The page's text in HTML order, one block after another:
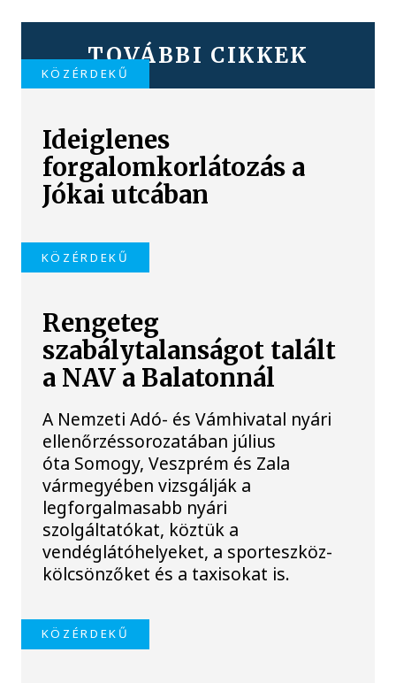
TOVÁBBI CIKKEK
KÖZÉRDEKŰ
Ideiglenes
forgalomkorlátozás a
Jókai utcában
KÖZÉRDEKŰ
Rengeteg
szabálytalanságot talált
a NAV a Balatonnál
A Nemzeti Adó- és Vámhivatal nyári
ellenőrzéssorozatában július
óta Somogy, Veszprém és Zala
vármegyében vizsgálják a
legforgalmasabb nyári
szolgáltatókat, köztük a
vendéglátóhelyeket, a sporteszköz-
kölcsönzőket és a taxisokat is.
KÖZÉRDEKŰ